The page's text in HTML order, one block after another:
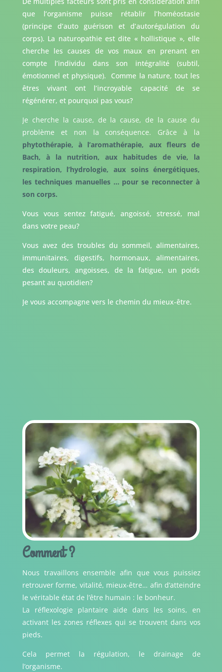
que l’organisme puisse rétablir l’homéostasie
(principe d’auto guérison et d’autorégulation du
corps). La naturopathie est dite « hollistique », elle
cherche les causes de vos maux en prenant en
compte l’individu dans son intégralité (subtil,
émotionnel et physique). Comme la nature, tout les
êtres vivant ont l’incroyable capacité de se
régénérer, et pourquoi pas vous?
Je cherche la cause, de la cause, de la cause du
problème et non la conséquence. Grâce à la
phytothérapie, à l’aromathérapie, aux fleurs de
Bach, à la nutrition, aux habitudes de vie, la
respiration, l’hydrologie, aux soins énergétiques,
les techniques manuelles … pour se reconnecter à
son corps.
Vous vous sentez fatigué, angoissé, stressé, mal
dans votre peau?
Vous avez des troubles du sommeil, alimentaires,
immunitaires, digestifs, hormonaux, alimentaires,
des douleurs, angoisses, de la fatigue, un poids
pesant au quotidien?
Je vous accompagne vers le chemin du mieux-être.
Comment ?
Nous travaillons ensemble afin que vous puissiez
retrouver forme, vitalité, mieux-être… afin d’atteindre
le véritable état de l’être humain : le bonheur.
La réflexologie plantaire aide dans les soins, en
activant les zones réflexes qui se trouvent dans vos
pieds.
Cela permet la régulation, le drainage de
l’organisme.